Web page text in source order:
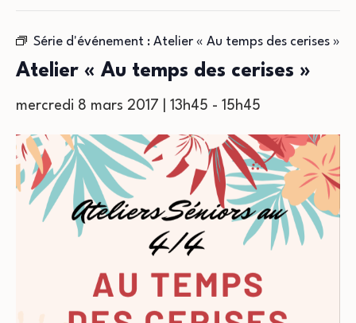
Série d'événement : Atelier « Au temps des cerises »
Atelier « Au temps des cerises »
mercredi 8 mars 2017 | 13h45 - 15h45